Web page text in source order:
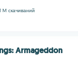
M скачиваний
Armageddon